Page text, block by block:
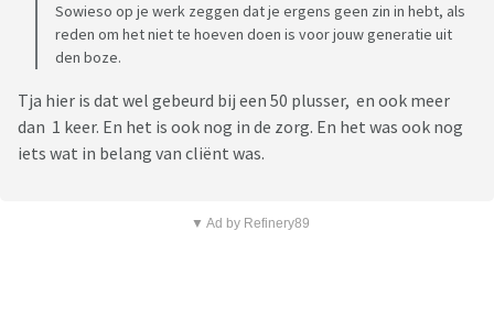
Sowieso op je werk zeggen dat je ergens geen zin in hebt, als
reden om het niet te hoeven doen is voor jouw generatie uit
den boze.
Tja hier is dat wel gebeurd bij een 50 plusser, en ook meer
dan 1 keer. En het is ook nog in de zorg. En het was ook nog
iets wat in belang van cliënt was.
▼ Ad by Refinery89